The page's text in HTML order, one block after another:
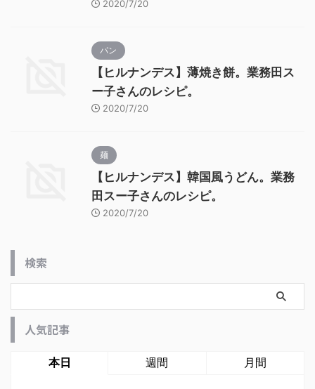
2020/7/20
パン
【ヒルナンデス】薄焼き餅。業務田ス
ー子さんのレシピ。
2020/7/20
麺
【ヒルナンデス】韓国風うどん。業務
田スー子さんのレシピ。
2020/7/20
検索
人気記事
本日 週間 月間